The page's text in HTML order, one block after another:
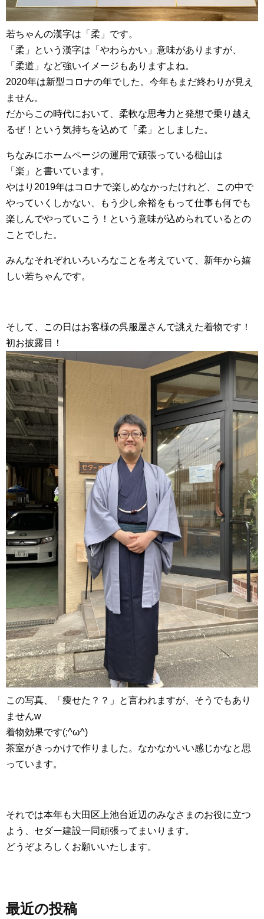
若ちゃんの漢字は「柔」です。
「柔」という漢字は「やわらかい」意味がありますが、
「柔道」など強いイメージもありますよね。
2020年は新型コロナの年でした。今年もまだ終わりが見え
ません。
だからこの時代において、柔軟な思考力と発想で乗り越え
るぜ！という気持ちを込めて「柔」としました。
ちなみにホームページの運用で頑張っている槌山は
「楽」と書いています。
やはり2019年はコロナで楽しめなかったけれど、この中で
やっていくしかない、もう少し余裕をもって仕事も何でも
楽しんでやっていこう！という意味が込められているとの
ことでした。
みんなそれぞれいろいろなことを考えていて、新年から嬉
しい若ちゃんです。
そして、この日はお客様の呉服屋さんで誂えた着物です！
初お披露目！
この写真、「痩せた？？」と言われますが、そうでもあり
ませんw
着物効果です(;^ω^)
茶室がきっかけで作りました。なかなかいい感じかなと思
っています。
それでは本年も大田区上池台近辺のみなさまのお役に立つ
よう、セダー建設一同頑張ってまいります。
どうぞよろしくお願いいたします。
最近の投稿